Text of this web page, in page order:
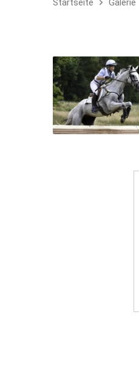
Startseite Galerie